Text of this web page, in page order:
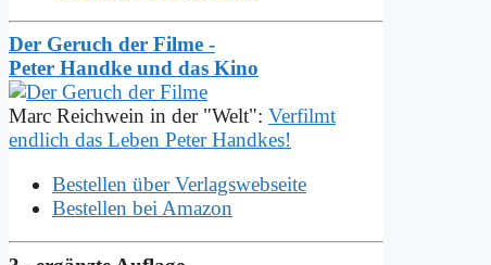
Der Geruch der Filme -
Peter Handke und das Kino
Marc Reichwein in der "Welt": Verfilmt
endlich das Leben Peter Handkes!
Bestellen über Verlagswebseite
Bestellen bei Amazon